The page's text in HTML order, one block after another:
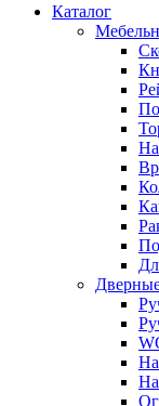
Каталог